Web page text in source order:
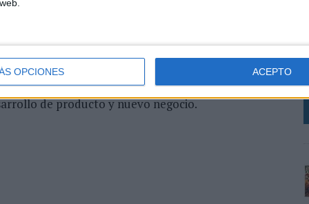
OPCIONES ACEPTO
de experiencia en el ámbito digital y de
área de Custom Data Solutions, gestionando
end. Previamente, en Digilant, desempeñó varios
Servicios al Cliente. Además ha desarrollado su
Medios Digitales y Tecnológicas, trabajando en
Advertising -filial de Verizon-, donde realizó
de producto y nuevo negocio.